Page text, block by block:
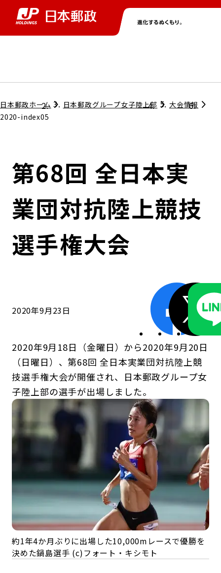
グループ情報トップ
コンプライアンス
ガバナンス
ローカル共創イニシアティブ
株主・投資家情報トップ
個人投資家のみなさまへ
株式情報
IRニュース
ニューストップ
サステナビリティトップ
担当役員メッセージ
サステナビリティマネジメント
ESGデータ集
採用情報トップ
日本郵政ホーム 日本郵政グループ女子陸上部
大会情報
2020-index05
第68回 全日本実
業団対抗陸上競技
選手権大会
2020年9月23日
2020年9月18日（金曜日）から2020年9月20日
（日曜日）、第68回 全日本実業団対抗陸上競
技選手権大会が開催され、日本郵政グループ女
子陸上部の選手が出場しました。
約1年4か月ぶりに出場した10,000mレースで優勝を
決めた鍋島選手 (c)フォート・キシモト